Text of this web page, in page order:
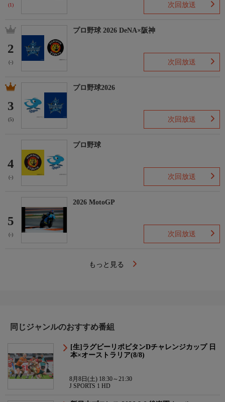
(1) 次回放送
2
(-)
プロ野球 2026 DeNA×阪神
次回放送
3
(5)
プロ野球2026
次回放送
4
(-)
プロ野球
次回放送
5
(-)
2026 MotoGP
次回放送
もっと見る
同じジャンルのおすすめ番組
[生]ラグビーリポビタンDチャレンジカップ 日
本×オーストラリア(8/8)
8月8日(土) 18:30～21:30
J SPORTS 1 HD